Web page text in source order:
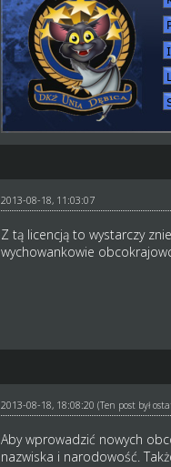
2013-08-18, 11:03:07
Z tą licencją to wystarczy
wychowankowie
2013-08-18, 18:08:20 (Ten post był
Aby wprowadzić nowych
nazwiska i narodowość.